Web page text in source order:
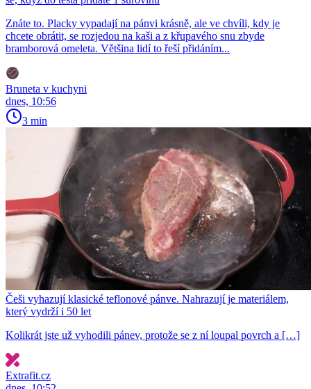
Znáte to. Placky vypadají na pánvi krásně, ale ve chvíli, kdy je
chcete obrátit, se rozjedou na kaši a z křupavého snu zbyde
bramborová omeleta. Většina lidí to řeší přidáním...
Bruneta v kuchyni
dnes, 10:56
3 min
Češi vyhazují klasické teflonové pánve. Nahrazují je materiálem,
který vydrží i 50 let
Kolikrát jste už vyhodili pánev, protože se z ní loupal povrch a […]
Extrafit.cz